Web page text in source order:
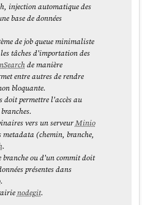
, injection automatique des
base de données
de job queue minimaliste
tâches d'importation des
de manière
entre autres de rendre
bloquante.
doit permettre l'accès au
vers un serveurMinio
(chemin, branche,
.
branche ou d'un commit doit
présentes dans
.
nodegit.